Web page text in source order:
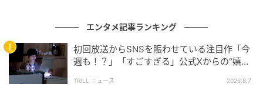
さらに、後半のドラマを彩る新キャストが発表された
が、その中でも、大ヒット映画『侍タイムスリッパ
ー』で人気を博した沙倉ゆうのの出演は見逃せない。
彼女が演じる永田由美は、不機嫌な姑や亭主関白な
エンタメ記事ランキング
初回放送からSNSを賑わせている注目作「今
週も！？」「すごすぎる」公式Xからの“嬉し
TRILL ニュース 2026.8.7